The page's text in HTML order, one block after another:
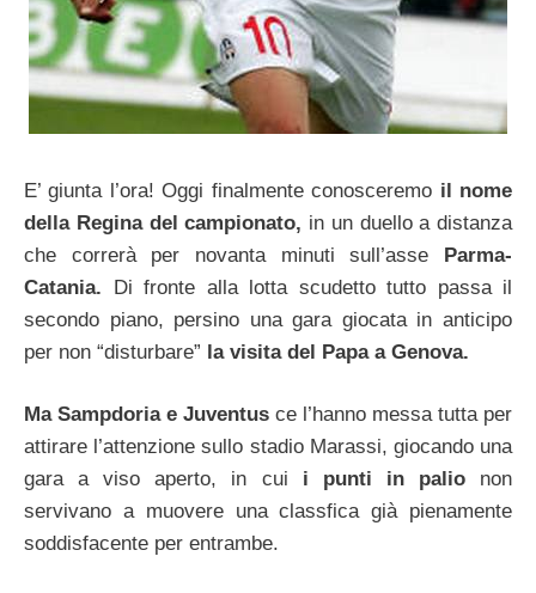
E’ giunta l’ora! Oggi finalmente conosceremo il nome
della Regina del campionato, in un duello a distanza
che correrà per novanta minuti sull’asse Parma-
Catania. Di fronte alla lotta scudetto tutto passa il
secondo piano, persino una gara giocata in anticipo
per non “disturbare” la visita del Papa a Genova.
Ma Sampdoria e Juventus ce l’hanno messa tutta per
attirare l’attenzione sullo stadio Marassi, giocando una
gara a viso aperto, in cui i punti in palio non
servivano a muovere una classfica già pienamente
soddisfacente per entrambe.